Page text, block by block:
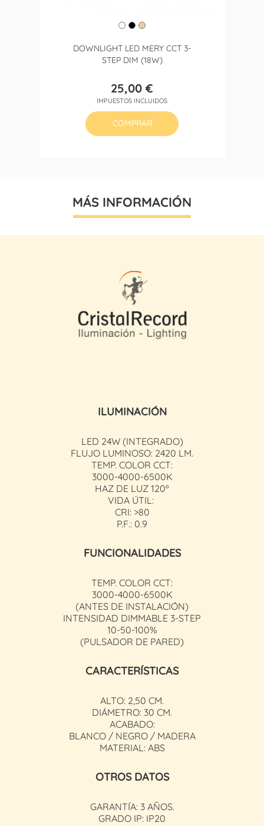
DOWNLIGHT LED MERY CCT 3-
STEP DIM (18W)
Precio
25,00 €
IMPUESTOS INCLUIDOS
COMPRAR
MÁS INFORMACIÓN
ILUMINACIÓN
LED 24W (INTEGRADO)
FLUJO LUMINOSO: 2420 LM.
TEMP. COLOR CCT:
3000-4000-6500K
HAZ DE LUZ 120º
VIDA ÚTIL:
CRI: >80
P.F.: 0.9
FUNCIONALIDADES
TEMP. COLOR CCT:
3000-4000-6500K
(ANTES DE INSTALACIÓN)
INTENSIDAD DIMMABLE 3-STEP
10-50-100%
(PULSADOR DE PARED)
CARACTERÍSTICAS
ALTO: 2,50 CM.
DIÁMETRO: 30 CM.
ACABADO:
BLANCO / NEGRO / MADERA
MATERIAL: ABS
OTROS DATOS
GARANTÍA: 3 AÑOS.
GRADO IP: IP20